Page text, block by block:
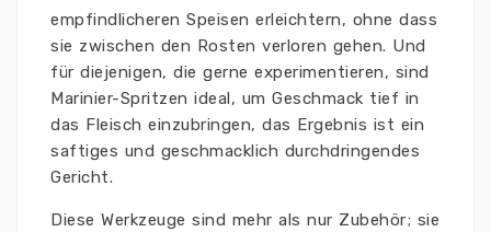
empfindlicheren Speisen erleichtern, ohne dass
sie zwischen den Rosten verloren gehen. Und
für diejenigen, die gerne experimentieren, sind
Marinier-Spritzen ideal, um Geschmack tief in
das Fleisch einzubringen, das Ergebnis ist ein
saftiges und geschmacklich durchdringendes
Gericht.
Diese Werkzeuge sind mehr als nur Zubehör; sie